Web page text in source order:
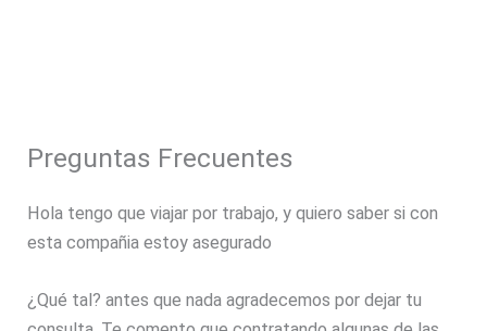
Preguntas Frecuentes
Hola tengo que viajar por trabajo, y quiero saber si con
esta compañia estoy asegurado
¿Qué tal? antes que nada agradecemos por dejar tu